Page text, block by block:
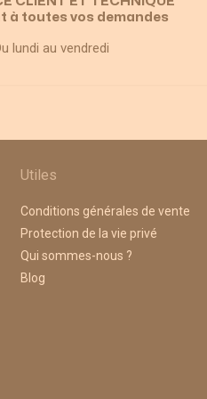
à toutes vos demandes
lundi au vendredi
Utiles
Conditions générales de vente
Protection de la vie privé
Qui sommes-nous ?
Blog